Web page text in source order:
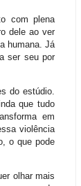
com plena
dele ao ver
humana. Já
ser seu por
do estúdio.
que tudo
em
violência
o que pode
olhar mais